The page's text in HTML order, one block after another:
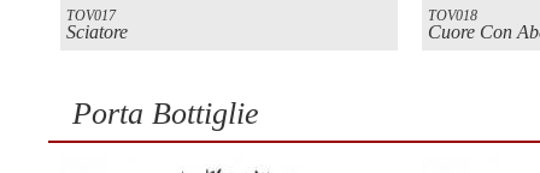
TOV017
Sciatore
TOV018
Cuore Con
Porta Bottiglie